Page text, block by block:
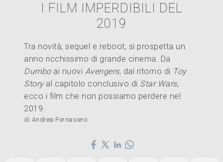
I FILM IMPERDIBILI DEL
2019
Tra novità, sequel e reboot, si prospetta un
anno ricchissimo di grande cinema. Da
Dumboai nuovi Avengers, dal ritorno di Toy
Storyal capitolo conclusivo di Star Wars,
ecco i film che non possiamo perdere nel
2019.
di Andrea Fornasiero